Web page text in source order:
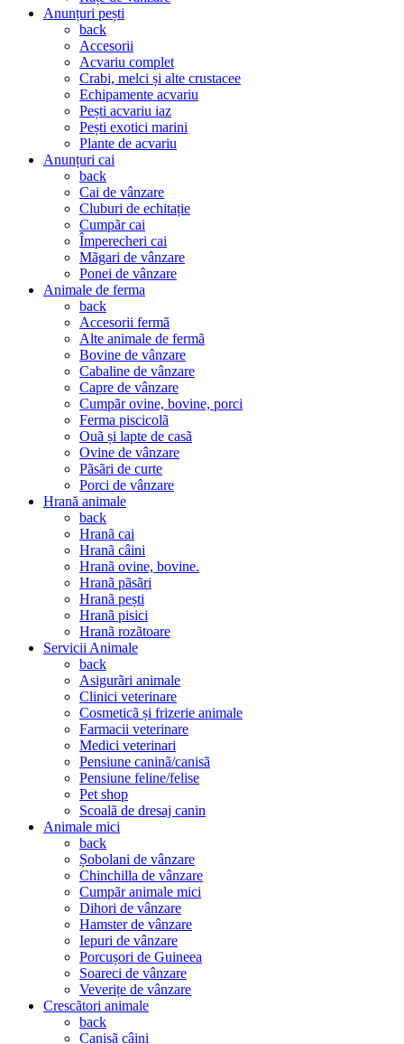
Anunțuri pești
back
Accesorii
Acvariu complet
Crabi, melci și alte crustacee
Echipamente acvariu
Pești acvariu iaz
Pești exotici marini
Plante de acvariu
Anunțuri cai
back
Cai de vânzare
Cluburi de echitație
Cumpãr cai
Împerecheri cai
Mãgari de vânzare
Ponei de vânzare
Animale de ferma
back
Accesorii fermã
Alte animale de fermã
Bovine de vânzare
Cabaline de vânzare
Capre de vânzare
Cumpãr ovine, bovine, porci
Ferma piscicolã
Ouã și lapte de casã
Ovine de vânzare
Pãsãri de curte
Porci de vânzare
Hrană animale
back
Hranã cai
Hranã câini
Hranã ovine, bovine.
Hranã pãsãri
Hranã pești
Hranã pisici
Hranã rozãtoare
Servicii Animale
back
Asigurãri animale
Clinici veterinare
Cosmeticã și frizerie animale
Farmacii veterinare
Medici veterinari
Pensiune caninã/canisã
Pensiune feline/felise
Pet shop
Scoalã de dresaj canin
Animale mici
back
Șobolani de vânzare
Chinchilla de vânzare
Cumpãr animale mici
Dihori de vânzare
Hamster de vânzare
Iepuri de vânzare
Porcușori de Guineea
Soareci de vânzare
Veverițe de vânzare
Crescãtori animale
back
Canisã câini